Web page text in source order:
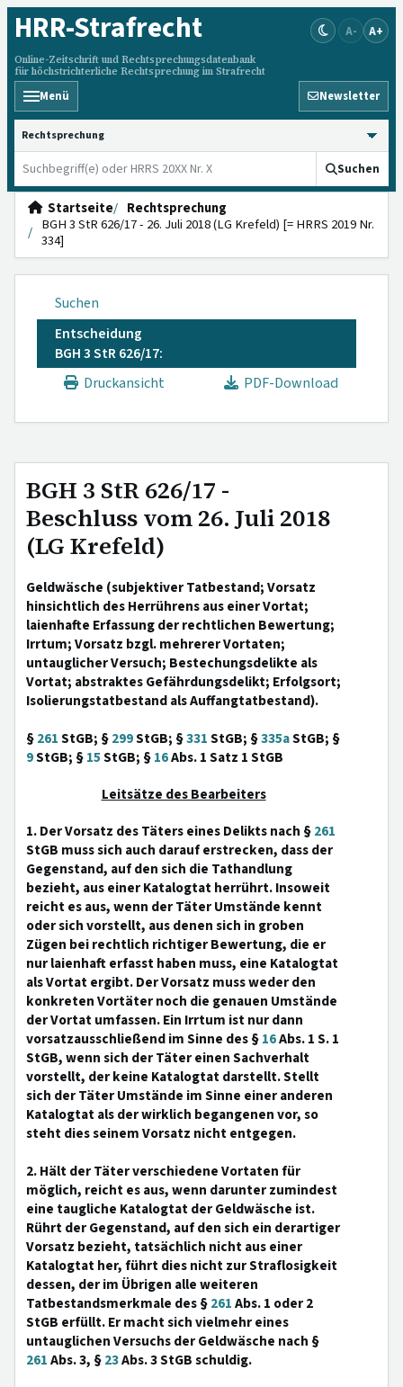
HRR-Strafrecht
Online-Zeitschrift und Rechtsprechungsdatenbank
für höchstrichterliche Rechtsprechung im Strafrecht
A- A+
Menü Newsletter
HRRS durchsuchen
Suchen
Startseite
Rechtsprechung
BGH 3 StR 626/17 - 26. Juli 2018 (LG Krefeld) [= HRRS 2019 Nr.
334]
Suchen
Entscheidung
BGH 3 StR 626/17:
Druckansicht
PDF-Download
BGH 3 StR 626/17 -
Beschluss vom 26. Juli 2018
(LG Krefeld)
Geldwäsche (subjektiver Tatbestand; Vorsatz
hinsichtlich des Herrührens aus einer Vortat;
laienhafte Erfassung der rechtlichen Bewertung;
Irrtum; Vorsatz bzgl. mehrerer Vortaten;
untauglicher Versuch; Bestechungsdelikte als
Vortat; abstraktes Gefährdungsdelikt; Erfolgsort;
Isolierungstatbestand als Auffangtatbestand).
§261StGB; §299StGB; §331StGB; §335aStGB; §
9StGB; §15StGB; §16Abs. 1 Satz 1 StGB
Leitsätze des Bearbeiters
1. Der Vorsatz des Täters eines Delikts nach §261
StGB muss sich auch darauf erstrecken, dass der
Gegenstand, auf den sich die Tathandlung
bezieht, aus einer Katalogtat herrührt. Insoweit
reicht es aus, wenn der Täter Umstände kennt
oder sich vorstellt, aus denen sich in groben
Zügen bei rechtlich richtiger Bewertung, die er
nur laienhaft erfasst haben muss, eine Katalogtat
als Vortat ergibt. Der Vorsatz muss weder den
konkreten Vortäter noch die genauen Umstände
der Vortat umfassen. Ein Irrtum ist nur dann
vorsatzausschließend im Sinne des §16Abs. 1 S. 1
StGB, wenn sich der Täter einen Sachverhalt
vorstellt, der keine Katalogtat darstellt. Stellt
sich der Täter Umstände im Sinne einer anderen
Katalogtat als der wirklich begangenen vor, so
steht dies seinem Vorsatz nicht entgegen.
2. Hält der Täter verschiedene Vortaten für
möglich, reicht es aus, wenn darunter zumindest
eine taugliche Katalogtat der Geldwäsche ist.
Rührt der Gegenstand, auf den sich ein derartiger
Vorsatz bezieht, tatsächlich nicht aus einer
Katalogtat her, führt dies nicht zur Straflosigkeit
dessen, der im Übrigen alle weiteren
Tatbestandsmerkmale des §261Abs. 1 oder 2
StGB erfüllt. Er macht sich vielmehr eines
untauglichen Versuchs der Geldwäsche nach §
261Abs. 3, §23Abs. 3 StGB schuldig.